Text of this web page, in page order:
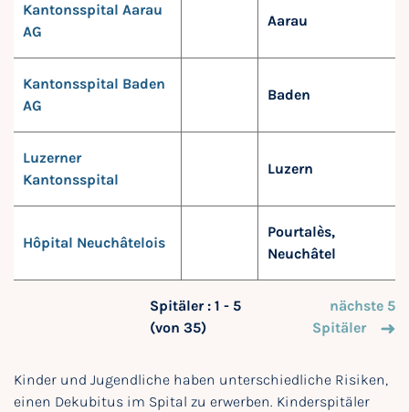
Kantonsspital Aarau
AG
Aarau
Kantonsspital Baden
AG
Baden
Luzerner
Kantonsspital
Luzern
Hôpital Neuchâtelois
Pourtalès,
Neuchâtel
Spitäler : 1 - 5
(von 35)
nächste 5
Spitäler
Kinder und Jugendliche haben unterschiedliche Risiken,
einen Dekubitus im Spital zu erwerben. Kinderspitäler